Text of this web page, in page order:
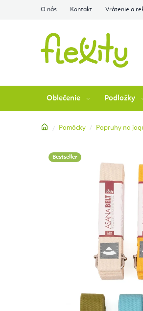
O nás Kontakt Vrátenie a
Oblečenie Podložky
DomovPomôcky Popruhy na
Bestseller